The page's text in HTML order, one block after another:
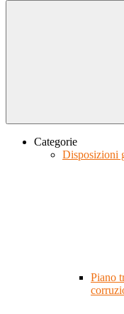
Categorie
Disposizioni
Piano